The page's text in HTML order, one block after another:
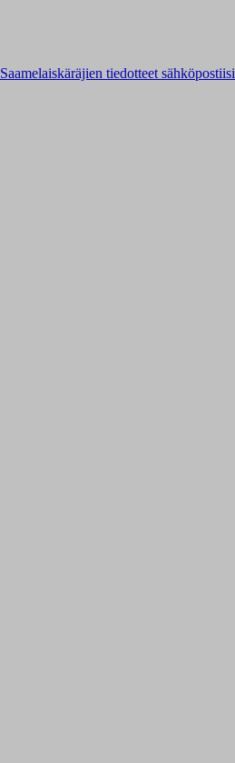
tiedotteet sähköpostiisi